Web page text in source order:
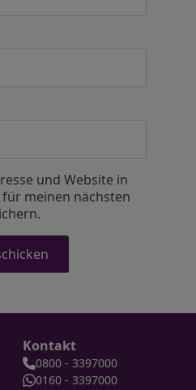
und Website in
meinen nächsten
Kontakt
0800 - 3397000
0160 - 3397000